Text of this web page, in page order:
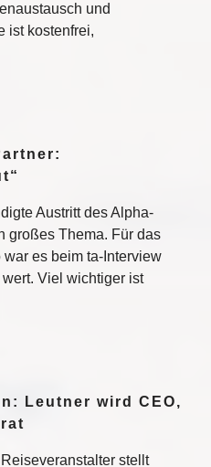
und
ist kostenfrei,
Austritt des Alpha-
großes Thema. Für das
es beim ta-Interview
Viel wichtiger ist
Leutner wird CEO,
stellt